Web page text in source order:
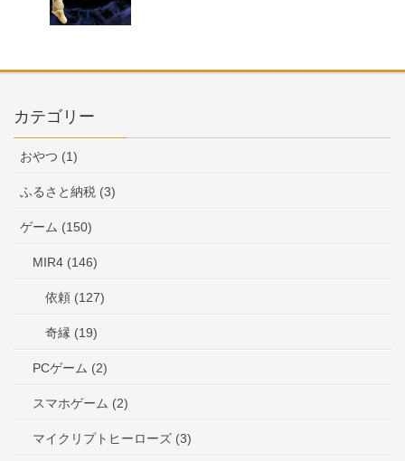
カテゴリー
おやつ (1)
ふるさと納税 (3)
ゲーム (150)
MIR4 (146)
依頼 (127)
奇縁 (19)
PCゲーム (2)
スマホゲーム (2)
マイクリプトヒーローズ (3)